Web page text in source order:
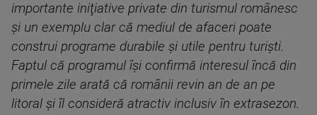
importante iniţiative private din turismul românesc
şi un exemplu clar că mediul de afaceri poate
construi programe durabile şi utile pentru turişti.
Faptul că programul îşi confirmă interesul încă din
primele zile arată că românii revin an de an pe
litoral şi îl consideră atractiv inclusiv în extrasezon.